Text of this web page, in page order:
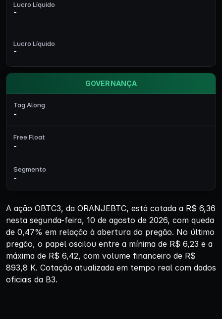
Lucro Líquido
-
Lucro Líquido
-
GOVERNANÇA
Tag Along
-
Free Float
-
Segmento
-
A ação OBTC3, da ORANJEBTC, está cotada a R$ 6,36
nesta segunda-feira, 10 de agosto de 2026, com queda
de 0,47% em relação à abertura do pregão. No último
pregão, o papel oscilou entre a mínima de R$ 6,23 e a
máxima de R$ 6,42, com volume financeiro de R$
893,8 K. Cotação atualizada em tempo real com dados
oficiais da B3.